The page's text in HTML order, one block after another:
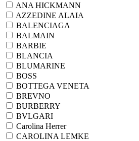
ANA HICKMANN
AZZEDINE ALAIA
BALENCIAGA
BALMAIN
BARBIE
BLANCIA
BLUMARINE
BOSS
BOTTEGA VENETA
BREVNO
BURBERRY
BVLGARI
Carolina Herrer
CAROLINA LEMKE